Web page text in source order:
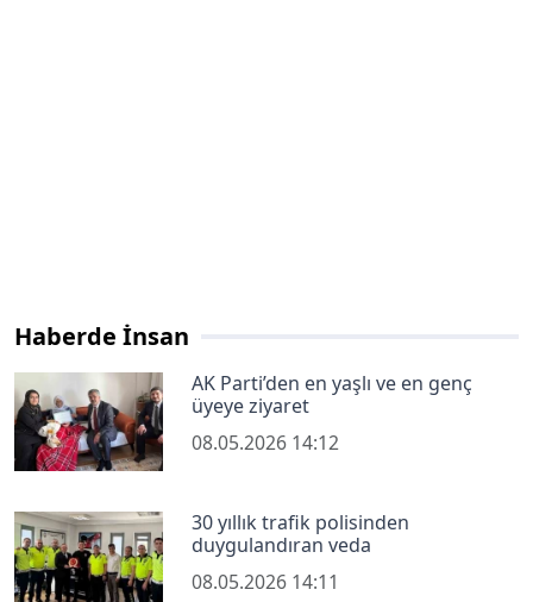
Haberde İnsan
AK Parti’den en yaşlı ve en genç
üyeye ziyaret
08.05.2026 14:12
30 yıllık trafik polisinden
duygulandıran veda
08.05.2026 14:11